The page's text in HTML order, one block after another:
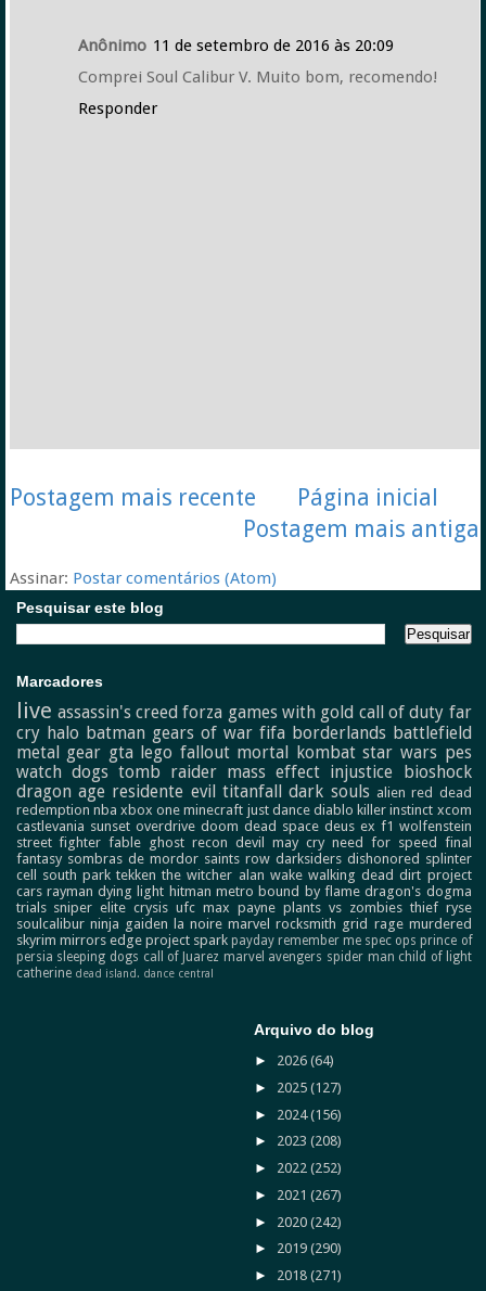
Anônimo 11 de setembro de 2016 às 20:09
Comprei Soul Calibur V. Muito bom, recomendo!
Responder
Postagem mais recente
Postagem mais antiga
Página inicial
Assinar: Postar comentários (Atom)
Pesquisar este blog
Marcadores
live assassin's creed forza games with gold call of duty far
cry halo batman gears of war fifa borderlands battlefield
metal gear gta lego fallout mortal kombat star wars pes
watch dogs tomb raider mass effect injustice bioshock
dragon age residente evil titanfall dark souls alien red dead
redemption nba xbox one minecraft just dance diablo killer instinct xcom
castlevania sunset overdrive doom dead space deus ex f1 wolfenstein
street fighter fable ghost recon devil may cry need for speed final
fantasy sombras de mordor saints row darksiders dishonored splinter
cell south park tekken the witcher alan wake walking dead dirt project
cars rayman dying light hitman metro bound by flame dragon's dogma
trials sniper elite crysis ufc max payne plants vs zombies thief ryse
soulcalibur ninja gaiden la noire marvel rocksmith grid rage murdered
skyrim mirrors edge project spark payday remember me spec ops prince of
persia sleeping dogs call of Juarez marvel avengers spider man child of light
catherine dead island. dance central
Arquivo do blog
► 2026 (64)
► 2025 (127)
► 2024(156)
► 2023 (208)
► 2022 (252)
► 2021 (267)
► 2020 (242)
► 2019 (290)
► 2018 (271)